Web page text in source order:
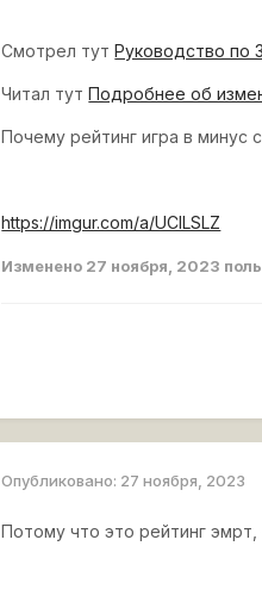
Смотрел тутРуководство по
Читал тутПодробнее об
Почему рейтинг игра в минус
https://imgur.com/a/UCILSLZ
Изменено 27 ноября, 2023
Опубликовано: 27 ноября, 2023
Потому что это рейтинг